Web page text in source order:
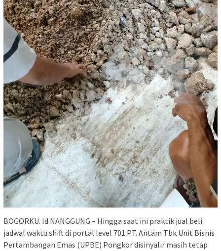
BOGORKU. Id NANGGUNG – Hingga saat ini praktik jual beli
jadwal waktu shift di portal level 701 PT. Antam Tbk Unit Bisnis
Pertambangan Emas (UPBE) Pongkor disinyalir masih tetap